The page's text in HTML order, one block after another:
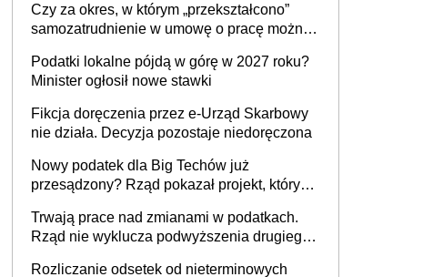
budynków i lokali związanych z
prowadzeniem działalności gospodarczej
Czy za okres, w którym „przekształcono”
samozatrudnienie w umowę o pracę można
umowy cywilnoprawnej jedynym
racjonalnym wyjściem
Podatki lokalne pójdą w górę w 2027 roku?
Minister ogłosił nowe stawki
Fikcja doręczenia przez e-Urząd Skarbowy
nie działa. Decyzja pozostaje niedoręczona
Nowy podatek dla Big Techów już
przesądzony? Rząd pokazał projekt, który
Trwają prace nad zmianami w podatkach.
Rząd nie wyklucza podwyższenia drugiego
Rozliczanie odsetek od nieterminowych